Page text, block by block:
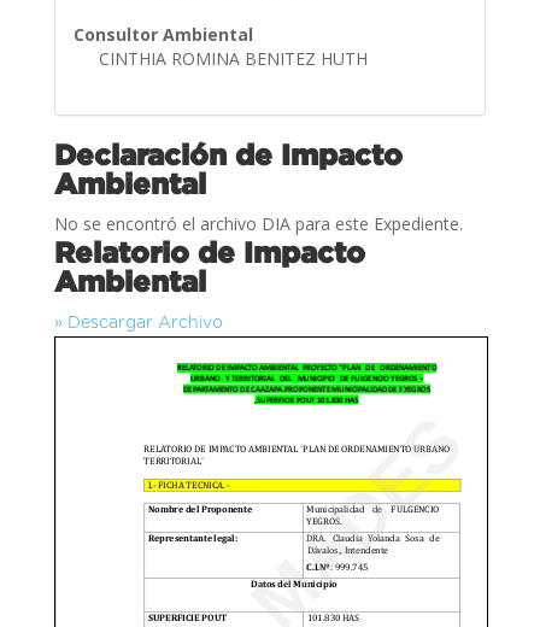
Consultor Ambiental
CINTHIA ROMINA BENITEZ HUTH
Declaración de Impacto
Ambiental
No se encontró el archivo DIA para este Expediente.
Relatorio de Impacto
Ambiental
» Descargar Archivo